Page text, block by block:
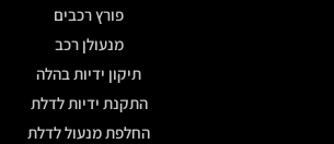
פורץ רכבים
מנעולן רכב
תיקון ידיות בהלה
התקנת ידיות לדלת
החלפת מנעול לדלת